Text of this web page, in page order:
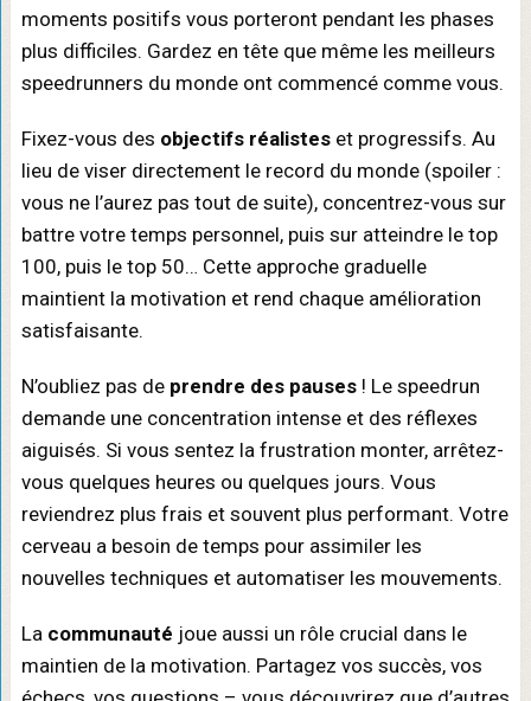
moments positifs vous porteront pendant les phases
plus difficiles. Gardez en tête que même les meilleurs
speedrunners du monde ont commencé comme vous.
Fixez-vous des objectifs réalisteset progressifs. Au
lieu de viser directement le record du monde (spoiler :
vous ne l’aurez pas tout de suite), concentrez-vous sur
battre votre temps personnel, puis sur atteindre le top
100, puis le top 50… Cette approche graduelle
maintient la motivation et rend chaque amélioration
satisfaisante.
N’oubliez pas de prendre des pauses! Le speedrun
demande une concentration intense et des réflexes
aiguisés. Si vous sentez la frustration monter, arrêtez-
vous quelques heures ou quelques jours. Vous
reviendrez plus frais et souvent plus performant. Votre
cerveau a besoin de temps pour assimiler les
nouvelles techniques et automatiser les mouvements.
La communauté joue aussi un rôle crucial dans le
maintien de la motivation. Partagez vos succès, vos